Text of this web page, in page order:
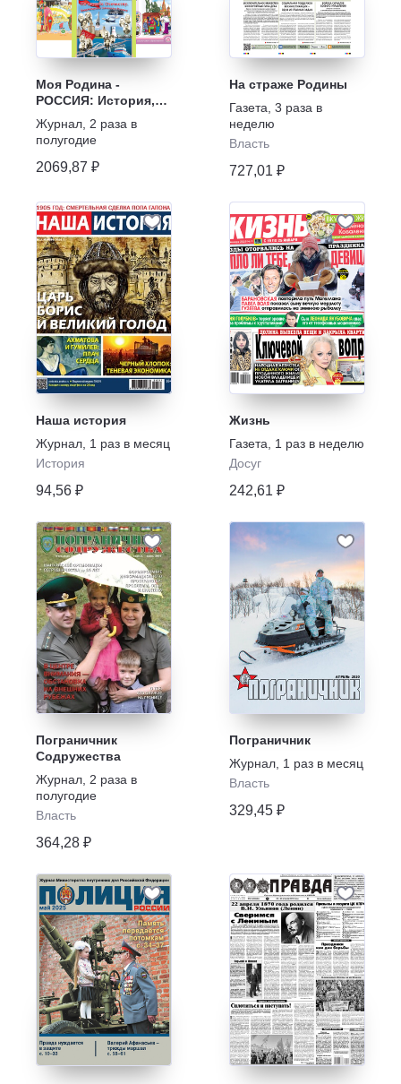
Моя Родина -
РОССИЯ: История,
Выдающиеся
личности, Праздники
страны. Серия
комплектов
Журнал 2 раза в
полугодие
2069,87 ₽
На страже Родины
Газета 3 раза в
неделю
Власть
727,01 ₽
Наша история
Журнал 1 раз в месяц
История
94,56 ₽
Жизнь
Газета
1 раз в неделю
Досуг
242,61 ₽
Пограничник
Содружества
Журнал 2 раза в
полугодие
Власть
364,28 ₽
Пограничник
Журнал 1 раз в месяц
Власть
329,45 ₽